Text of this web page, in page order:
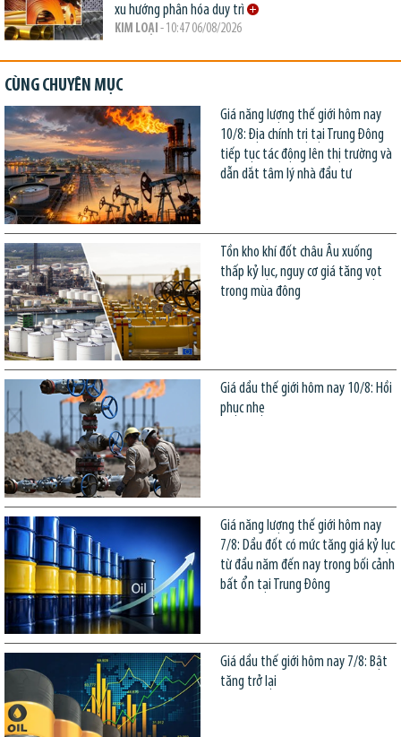
xu hướng phân hóa duy trì
KIM LOẠI - 10:47 06/08/2026
CÙNG CHUYÊN MỤC
Giá năng lượng thế giới hôm nay
10/8: Địa chính trị tại Trung Đông
tiếp tục tác động lên thị trường và
dẫn dắt tâm lý nhà đầu tư
Tồn kho khí đốt châu Âu xuống
thấp kỷ lục, nguy cơ giá tăng vọt
trong mùa đông
Giá dầu thế giới hôm nay 10/8: Hồi
phục nhẹ
Giá năng lượng thế giới hôm nay
7/8: Dầu đốt có mức tăng giá kỷ lục
từ đầu năm đến nay trong bối cảnh
bất ổn tại Trung Đông
Giá dầu thế giới hôm nay 7/8: Bật
tăng trở lại